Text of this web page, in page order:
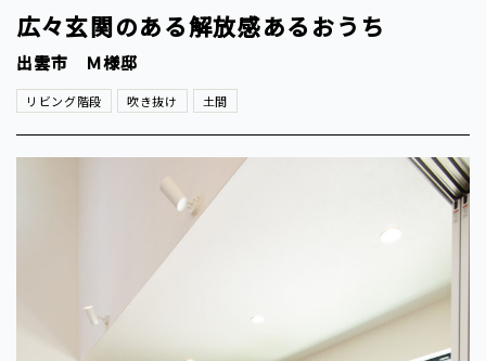
広々玄関のある解放感あるおうち
出雲市 Ｍ様邸
リビング階段 吹き抜け 土間